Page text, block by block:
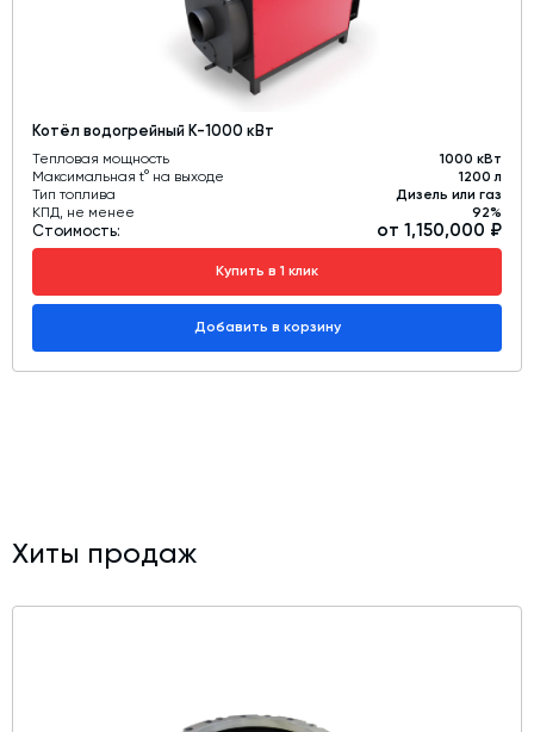
Котёл водогрейный К-1000 кВт
Тепловая мощность
1000 кВт
Максимальная t° на выходе
1200 л
Тип топлива
Дизель или газ
КПД, не менее
92%
Стоимость: от 1,150,000 ₽
Купить в 1 клик
Добавить в корзину
Хиты продаж